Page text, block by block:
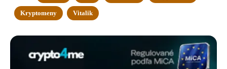
Kryptomeny Vitalik